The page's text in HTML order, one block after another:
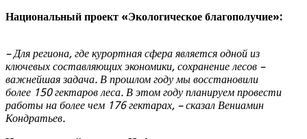
Национальный проект «Экологическое благополучие»:
– Для региона, где курортная сфера является одной из
ключевых составляющих экономики, сохранение лесов –
важнейшая задача. В прошлом году мы восстановили
более 150 гектаров леса. В этом году планируем провести
работы на более чем 176 гектарах, – сказал Вениамин
Кондратьев.